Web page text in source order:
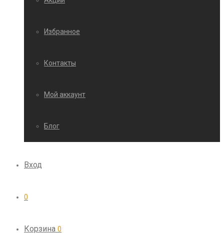
Избранное
Контакты
Мой аккаунт
Блог
Вход
0
Корзина 0